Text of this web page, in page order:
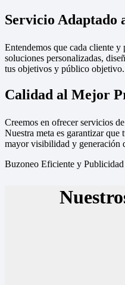
Servicio Adaptado
Entendemos que cada cliente
soluciones personalizadas,
tus objetivos y público objetivo.
Calidad al Mejor
Creemos en ofrecer servicios
Nuestra meta es garantizar que
mayor visibilidad y generación
Buzoneo Eficiente y